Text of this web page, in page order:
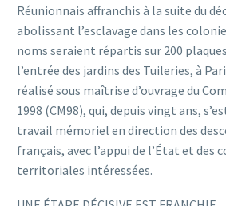
Réunionnais affranchis à la suite du
abolissant l’esclavage dans les
noms seraient répartis sur 200
l’entrée des jardins des Tuileries, à
réalisé sous maîtrise d’ouvrage du
1998 (CM98), qui, depuis vingt ans,
travail mémoriel en direction des
français, avec l’appui de l’État et des
territoriales intéressées.